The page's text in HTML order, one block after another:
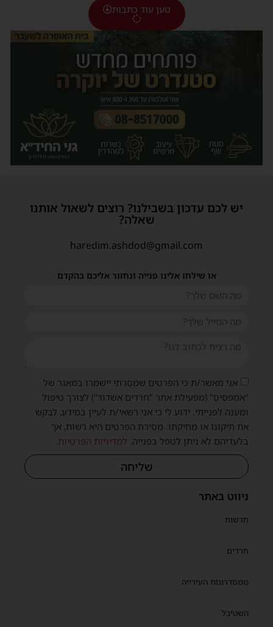
טען עוד כתבות
ניווט באתר
חדשות
חרדים
ממסדרונות העירייה
השטיבל
יש לכם עדכון בשבילנו? רוצים לשאול אותנו
שאלה?
haredim.ashdod@gmail.com
או שילחו אלינו פנייה ונחזור אליכם בהקדם
אני מאשר/ת כי הפרטים שמסרתי יישמרו במאגר של
"אמפסיס" (מפעילת אתר "חרדים אשדוד") לצורך טיפול
ומענה לפנייתי. ידוע לי כי אני רשאי/ת לעיין במידע, לבקש
את תיקונו או מחיקתו. מסירת הפרטים היא רשות, אך
בלעדיהם לא ניתן לטפל בפנייה.למדיניות הפרטיות.
שליחה